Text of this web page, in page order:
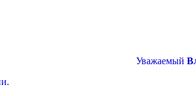
Уважаемый